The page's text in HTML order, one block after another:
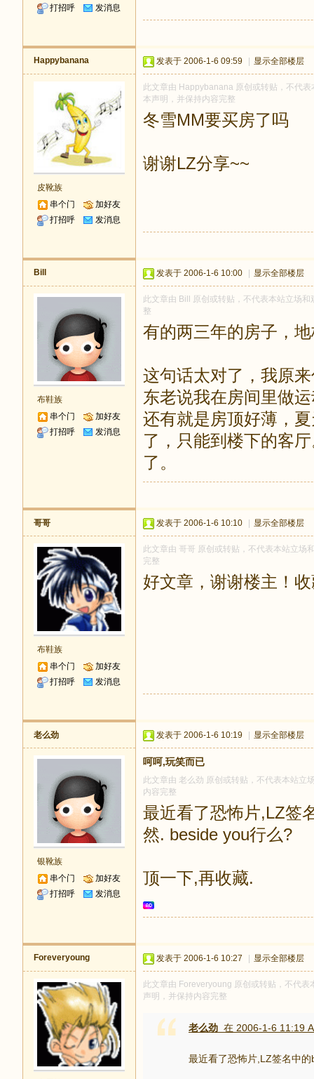
打招呼 发消息
Happybanana
皮靴族
串个门
加好友
打招呼
发消息
发表于 2006-1-6 09:59 显示全部楼层
此文章由 Happybanana 原创或转贴，不代
本声明，并保持内容完整
冬雪MM要买房了吗
谢谢LZ分享~~
Bill
布鞋族
串个门
加好友
打招呼
发消息
发表于 2006-1-6 10:00 显示全部楼层
此文章由 Bill 原创或转贴，不代表本站立场
整
有的两三年的房子，
这句话太对了，我原
东老说我在房间里做
还有就是房顶好薄，
了，只能到楼下的客
了。
哥哥
布鞋族
串个门
加好友
打招呼
发消息
发表于 2006-1-6 10:10 显示全部楼层
此文章由 哥哥 原创或转贴，不代表本站立场
完整
好文章，谢谢楼主！
老么劲
银靴族
串个门
加好友
打招呼
发消息
发表于 2006-1-6 10:19 显示全部楼层
呵呵,玩笑而已
此文章由 老么劲 原创或转贴，不代表本站立
内容完整
最近看了恐怖片,LZ签
然. beside you行么?
顶一下,再收藏.
Foreveryoung 发表于 2006-1-6 10:27 显示全部楼层
此文章由 Foreveryoung 原创或转贴，不代
声明，并保持内容完整
老么劲 在 2006-1-6 11:19
最近看了恐怖片,LZ签名中